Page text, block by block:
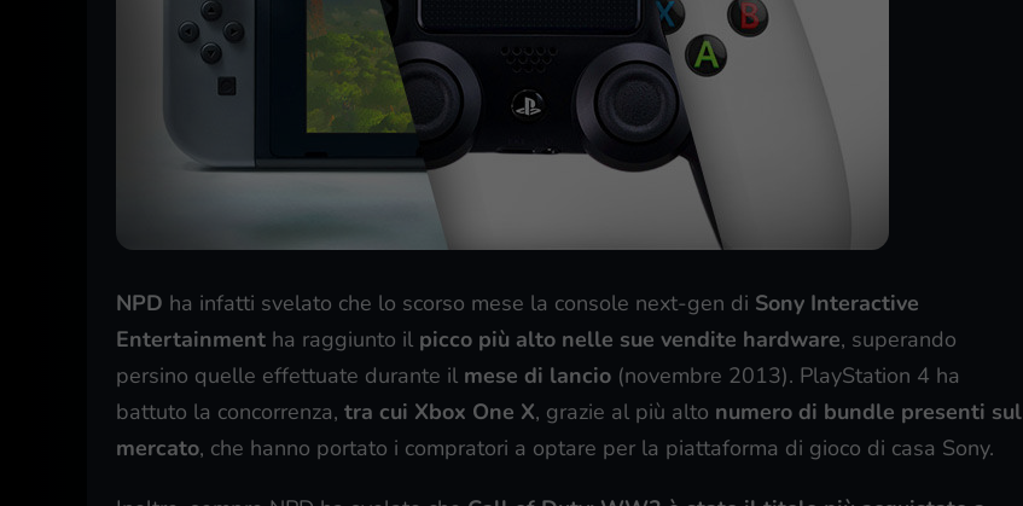
NPD ha infatti svelato che lo scorso mese la console next-gen di Sony Interactive
Entertainment ha raggiunto il picco più alto nelle sue vendite hardware, superando
persino quelle effettuate durante il mese di lancio (novembre 2013). PlayStation 4 ha
battuto la concorrenza, tra cui Xbox One X, grazie al più alto numero di bundle presenti sul
mercato, che hanno portato i compratori a optare per la piattaforma di gioco di casa Sony.